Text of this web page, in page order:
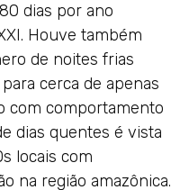
dias por ano
Houve também
de noites frias
cerca de apenas
com comportamento
dias quentes é vista
locais com
na região amazônica.